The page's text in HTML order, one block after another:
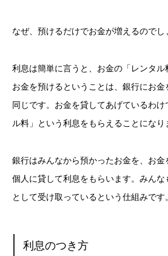
なぜ、預けるだけでお金が増えるのでし
利息は簡単に言うと、お金の「レンタ
お金を預けるということは、銀行にお金
同じです。お金を貸してあげているわ
ル料」という利息をもらえることになり
銀行はみんなから預かったお金を、お
個人に貸して利息をもらいます。みんな
として受け取っているという仕組みです
利息のつき方